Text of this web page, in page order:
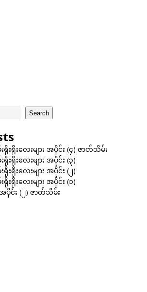
Search
းရိုးလေးများ အပိုင်း (၄) ဇာတ်သိမ်း
ရိုးလေးများ အပိုင်း (၃)
ရိုးလေးများ အပိုင်း (၂)
ရိုးလေးများ အပိုင်း (၁)
င်း (၂) ဇာတ်သိမ်း